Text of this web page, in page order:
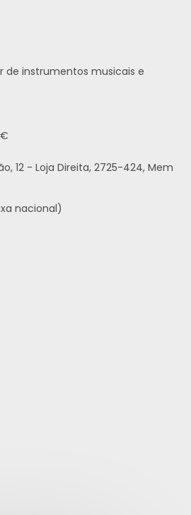
de instrumentos musicais e
12 - Loja Direita, 2725-424, Mem
nacional)